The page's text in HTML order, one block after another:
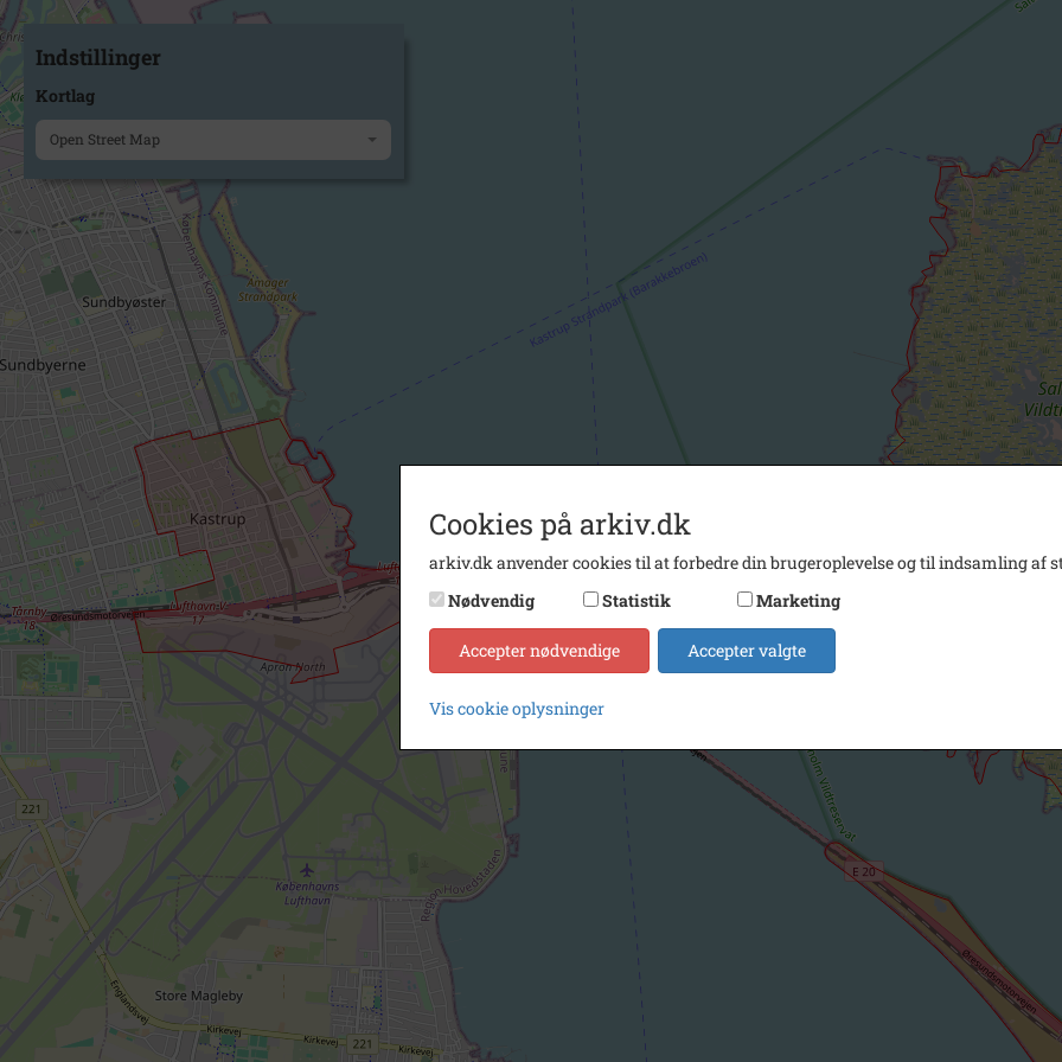
Indstillinger
Kortlag
Open Street Map
Cookies på arkiv.dk
arkiv.dk anvender cookies til at forbedre din brugeroplevelse og til indsamling af
Nødvendig
Statistik Marketing
Accepter nødvendige Accepter valgte
Vis cookie oplysninger